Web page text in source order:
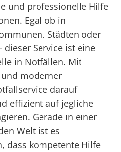
und professionelle Hilfe
Egal ob in
Städten oder
dieser Service ist eine
in Notfällen. Mit
moderner
darauf
effizient auf jegliche
Gerade in einer
Welt ist es
dass kompetente Hilfe